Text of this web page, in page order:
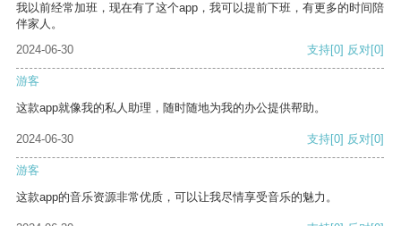
我以前经常加班，现在有了这个app，我可以提前下班，有更多的时间陪
伴家人。
2024-06-30
支持[0] 反对[0]
游客
这款app就像我的私人助理，随时随地为我的办公提供帮助。
2024-06-30 支持[0] 反对[0]
游客
这款app的音乐资源非常优质，可以让我尽情享受音乐的魅力。